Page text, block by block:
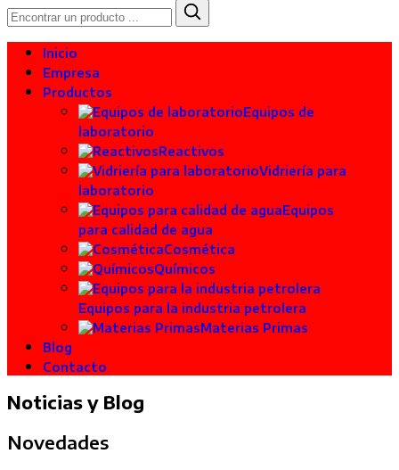
Inicio
Empresa
Productos
Equipos de
laboratorio
Reactivos
Vidriería para
laboratorio
Equipos
para calidad de agua
Cosmética
Químicos
Equipos para la industria petrolera
Materias Primas
Blog
Contacto
Noticias y Blog
Novedades